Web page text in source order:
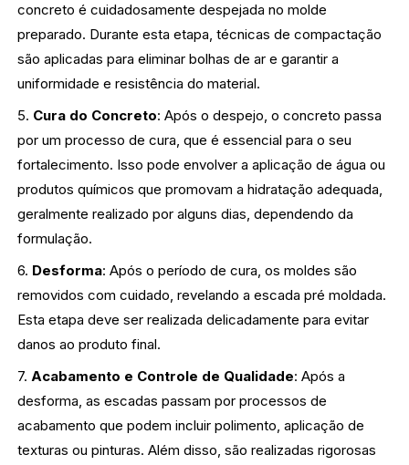
concreto é cuidadosamente despejada no molde
preparado. Durante esta etapa, técnicas de compactação
são aplicadas para eliminar bolhas de ar e garantir a
uniformidade e resistência do material.
5. Cura do Concreto: Após o despejo, o concreto passa
por um processo de cura, que é essencial para o seu
fortalecimento. Isso pode envolver a aplicação de água ou
produtos químicos que promovam a hidratação adequada,
geralmente realizado por alguns dias, dependendo da
formulação.
6. Desforma: Após o período de cura, os moldes são
removidos com cuidado, revelando a escada pré moldada.
Esta etapa deve ser realizada delicadamente para evitar
danos ao produto final.
7.Acabamento e Controle de Qualidade: Após a
desforma, as escadas passam por processos de
acabamento que podem incluir polimento, aplicação de
texturas ou pinturas. Além disso, são realizadas rigorosas